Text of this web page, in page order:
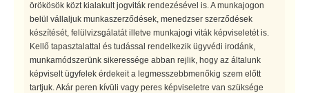
örökösök közt kialakult jogviták rendezésével is. A munkajogon
belül vállaljuk munkaszerződések, menedzser szerződések
készítését, felülvizsgálatát illetve munkajogi viták képviseletét is.
Kellő tapasztalattal és tudással rendelkezik ügyvédi irodánk,
munkamódszerünk sikeressége abban rejlik, hogy az általunk
képviselt ügyfelek érdekeit a legmesszebbmenőkig szem előtt
tartjuk. Akár peren kívüli vagy peres képviseletre van szüksége